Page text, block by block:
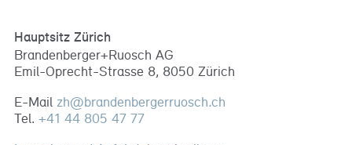
Hauptsitz Zürich
Brandenberger+Ruosch AG
Emil-Oprecht-Strasse 8, 8050 Zürich
E-Mail zh@brandenbergerruosch.ch
Tel. +41 44 805 47 77